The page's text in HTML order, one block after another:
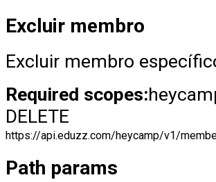
Excluir membro
Excluir membro
Required scopes:
DELETE
https://api.eduzz.com/heycamp/v1/
Path params